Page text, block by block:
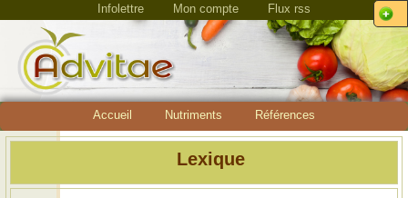
Infolettre Mon compte Flux rss
Accueil Nutriments Références
Lexique